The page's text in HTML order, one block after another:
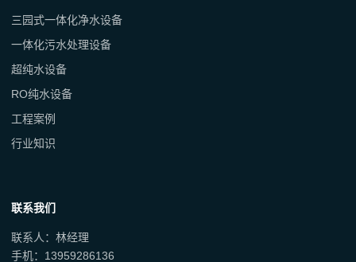
三园式一体化净水设备
一体化污水处理设备
超纯水设备
RO纯水设备
工程案例
行业知识
联系我们
联系人：林经理
手机：13959286136